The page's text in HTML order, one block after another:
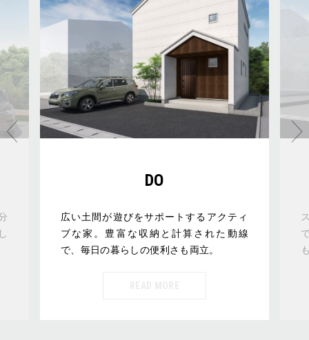
DO
広い土間が遊びをサポートするアクティ
ブな家。豊富な収納と計算された動線
で、毎日の暮らしの便利さも両立。